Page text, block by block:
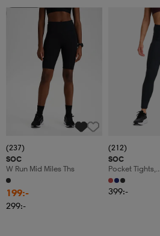
(237)
SOC
W Run Mid Miles Ths
199:-
299:-
(212)
SOC
Pocket Tights,
Träningstights,
399:-